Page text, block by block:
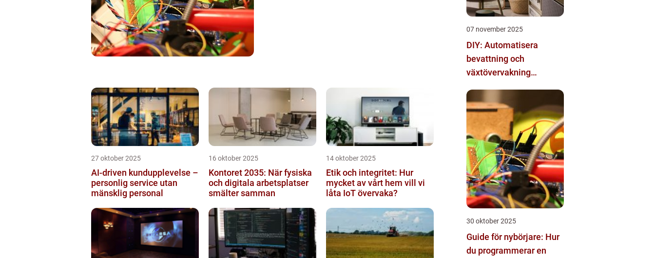
27 oktober 2025
AI-driven kundupplevelse –
personlig service utan
mänsklig personal
16 oktober 2025
Kontoret 2035: När fysiska
och digitala arbetsplatser
smälter samman
14 oktober 2025
Etik och integritet: Hur
mycket av vårt hem vill vi
låta IoT övervaka?
07 november 2025
DIY: Automatisera
bevattning och
växtövervakning
30 oktober 2025
Guide för nybörjare: Hur
du programmerar en